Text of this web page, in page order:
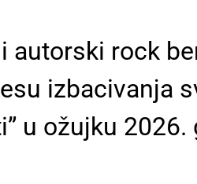
rock
izbacivanja
u ožujku 2026.